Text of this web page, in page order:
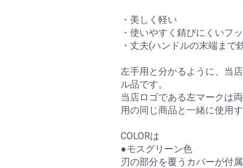
・美しく軽い
・使いやすく錆びにくいフ
・丈夫(ハンドルの末端まで
左手用と分かるように、当
ル品です。
当店ロゴである左マークは
用の同じ商品と一緒に使用
COLORは
●モスグリーン色
刃の部分を覆うカバーが付属